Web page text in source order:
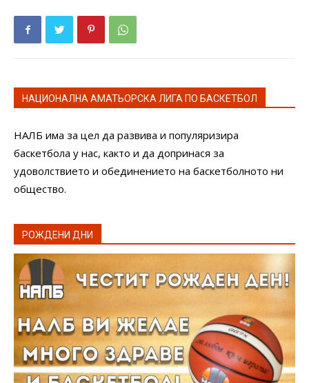
НАЦИОНАЛНА АМАТЬОРСКА ЛИГА ПО БАСКЕТБОЛ
НАЛБ има за цел да развива и популяризира
баскетбола у нас, както и да допринася за
удоволствието и обединението на баскетболното ни
общество.
РОЖДЕНИ ДНИ